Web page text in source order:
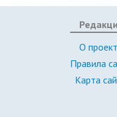
О
Правила
Карта